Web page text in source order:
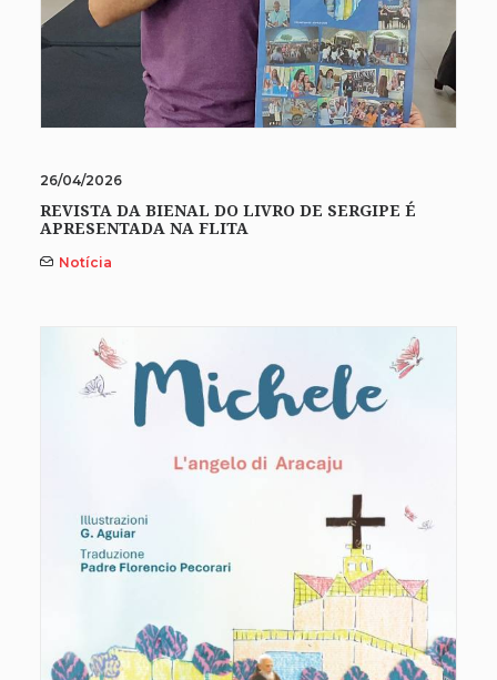
26/04/2026
REVISTA DA BIENAL DO LIVRO DE SERGIPE É
APRESENTADA NA FLITA
Notícia